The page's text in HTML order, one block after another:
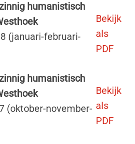
humanistisch
(januari-februari-
Bekijk
als
PDF
humanistisch
(oktober-november-
Bekijk
als
PDF